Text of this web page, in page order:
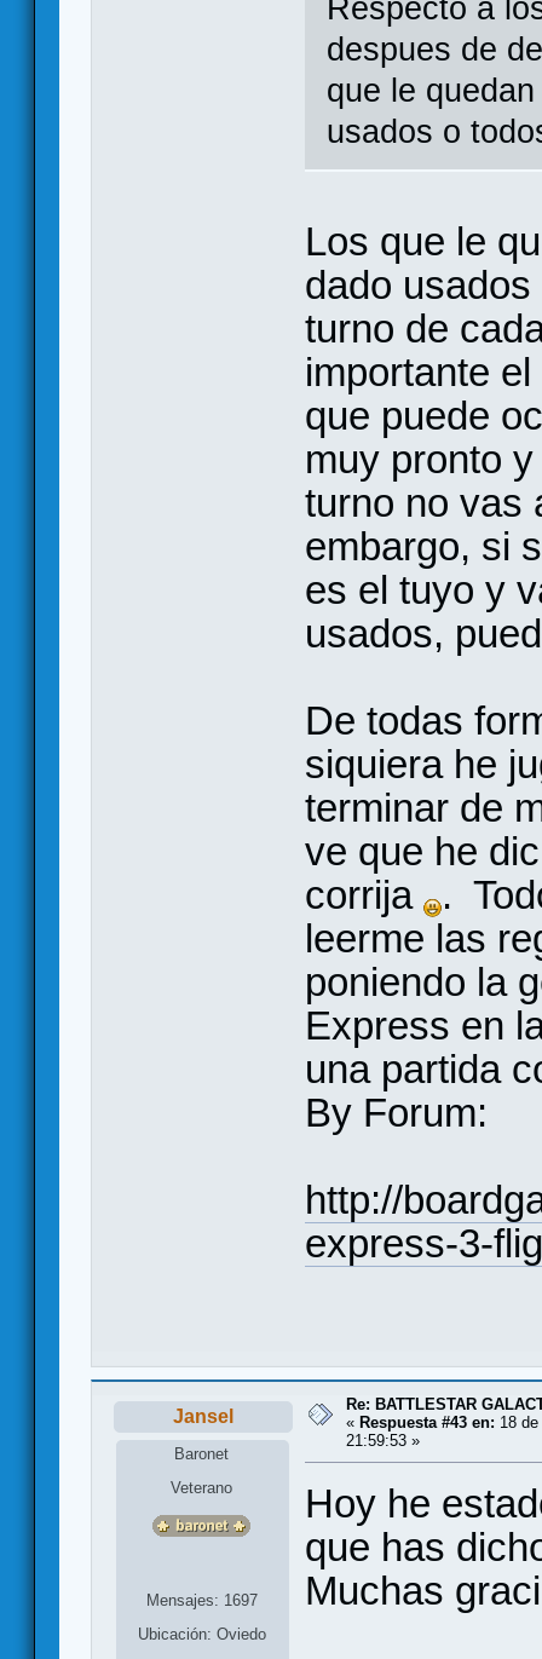
Respecto a
despues de
que le
usados o
Los que le
dado
turno de
importante
que puede
muy pronto
turno no vas
embargo, si
es el tuyo y
usados,
De todas
siquiera he
terminar de
ve que he
corrija
.
leerme las
poniendo la
Express en
una partida
By Forum:
http://
express-3-
Jansel
Baronet
Veterano
Mensajes: 1697
Ubicación: Oviedo
Re: BATTLESTAR
« Respuesta #43 en: 18
21:59:53 »
Hoy he
que has
Muchas